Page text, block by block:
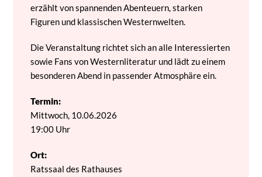
erzählt von spannenden Abenteuern, starken
Figuren und klassischen Westernwelten.
Die Veranstaltung richtet sich an alle Interessierten
sowie Fans von Westernliteratur und lädt zu einem
besonderen Abend in passender Atmosphäre ein.
Termin:
Mittwoch, 10.06.2026
19:00 Uhr
Ort:
Ratssaal des Rathauses